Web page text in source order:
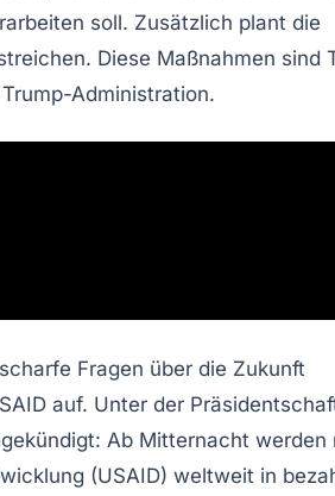
soll. Zusätzlich plant die
Diese Maßnahmen sind
Administration.
Fragen über die Zukunft
auf. Unter der
Ab Mitternacht werden
(USAID) weltweit in